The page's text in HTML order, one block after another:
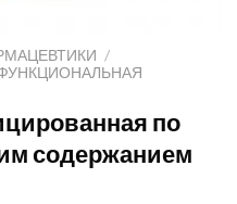
/
по
содержанием